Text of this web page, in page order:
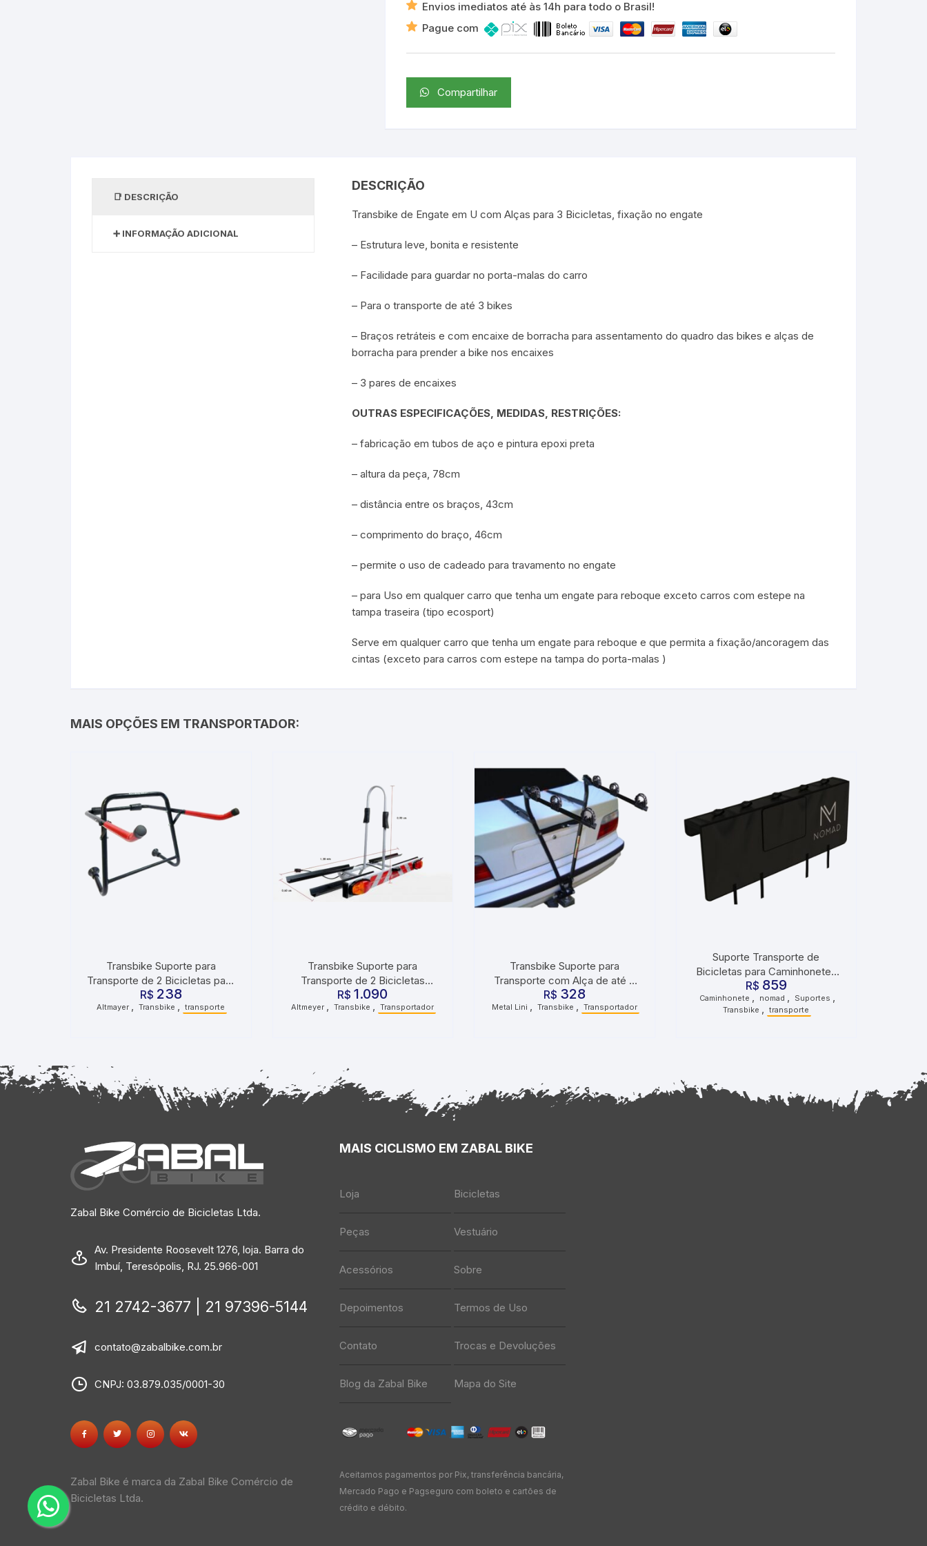
Engate
Bola
Envios imediatos até às 14h para todo o Brasil!
Pague com
Compartilhar
DESCRIÇÃO
INFORMAÇÃO ADICIONAL
DESCRIÇÃO
Transbike de Engate em U com Alças para 3 Bicicletas, fixação no engate
– Estrutura leve, bonita e resistente
– Facilidade para guardar no porta-malas do carro
– Para o transporte de até 3 bikes
– Braços retráteis e com encaixe de borracha para assentamento do quadro das bikes e alças de
borracha para prender a bike nos encaixes
– 3 pares de encaixes
OUTRAS ESPECIFICAÇÕES, MEDIDAS, RESTRIÇÕES:
– fabricação em tubos de aço e pintura epoxi preta
– altura da peça, 78cm
– distância entre os braços, 43cm
– comprimento do braço, 46cm
– permite o uso de cadeado para travamento no engate
– para Uso em qualquer carro que tenha um engate para reboque exceto carros com estepe na
tampa traseira (tipo ecosport)
Serve em qualquer carro que tenha um engate para reboque e que permita a fixação/ancoragem das
cintas (exceto para carros com estepe na tampa do porta-malas )
MAIS OPÇÕES EM TRANSPORTADOR:
Transbike Suporte para
Transporte de 2 Bicicletas para
Mala
R$ 238
Altmayer Transbike transporte
Transbike Suporte para
Transporte de 2 Bicicletas
Engate Bola com Canaleta e
Sinalizador
R$ 1.090
Altmeyer Transbike Transportador
Transbike Suporte para
Transporte com Alça de até 3
Bicicletas para Engate Bola
R$ 328
Metal Lini Transbike Transportador
Suporte Transporte de
Bicicletas para Caminhonetes
Truckpad Nomad Protetor
Caçamba G
R$ 859
Caminhonete , nomad , Suportes ,
Transbike , transporte
Zabal Bike Comércio de Bicicletas Ltda.
Av. Presidente Roosevelt 1276, loja. Barra do
Imbuí, Teresópolis, RJ. 25.966-001
21 2742-3677 | 21 97396-5144
contato@zabalbike.com.br
CNPJ: 03.879.035/0001-30
Zabal Bike é marca da Zabal Bike Comércio de
Bicicletas Ltda.
MAIS CICLISMO EM ZABAL BIKE
Loja Bicicletas
Peças Vestuário
Acessórios Sobre
Depoimentos Termos de Uso
Contato Trocas e Devoluções
Blog da Zabal Bike Mapa do Site
Aceitamos pagamentos por Pix, transferência bancária,
Mercado Pago e Pagseguro com boleto e cartões de
crédito e débito.